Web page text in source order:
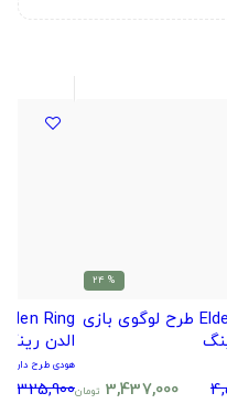
% 24
Elden Ring طرح لوگوی بازی
3,437,000 تومان
الدن رینگ
هودی طرح دار
5,325,900